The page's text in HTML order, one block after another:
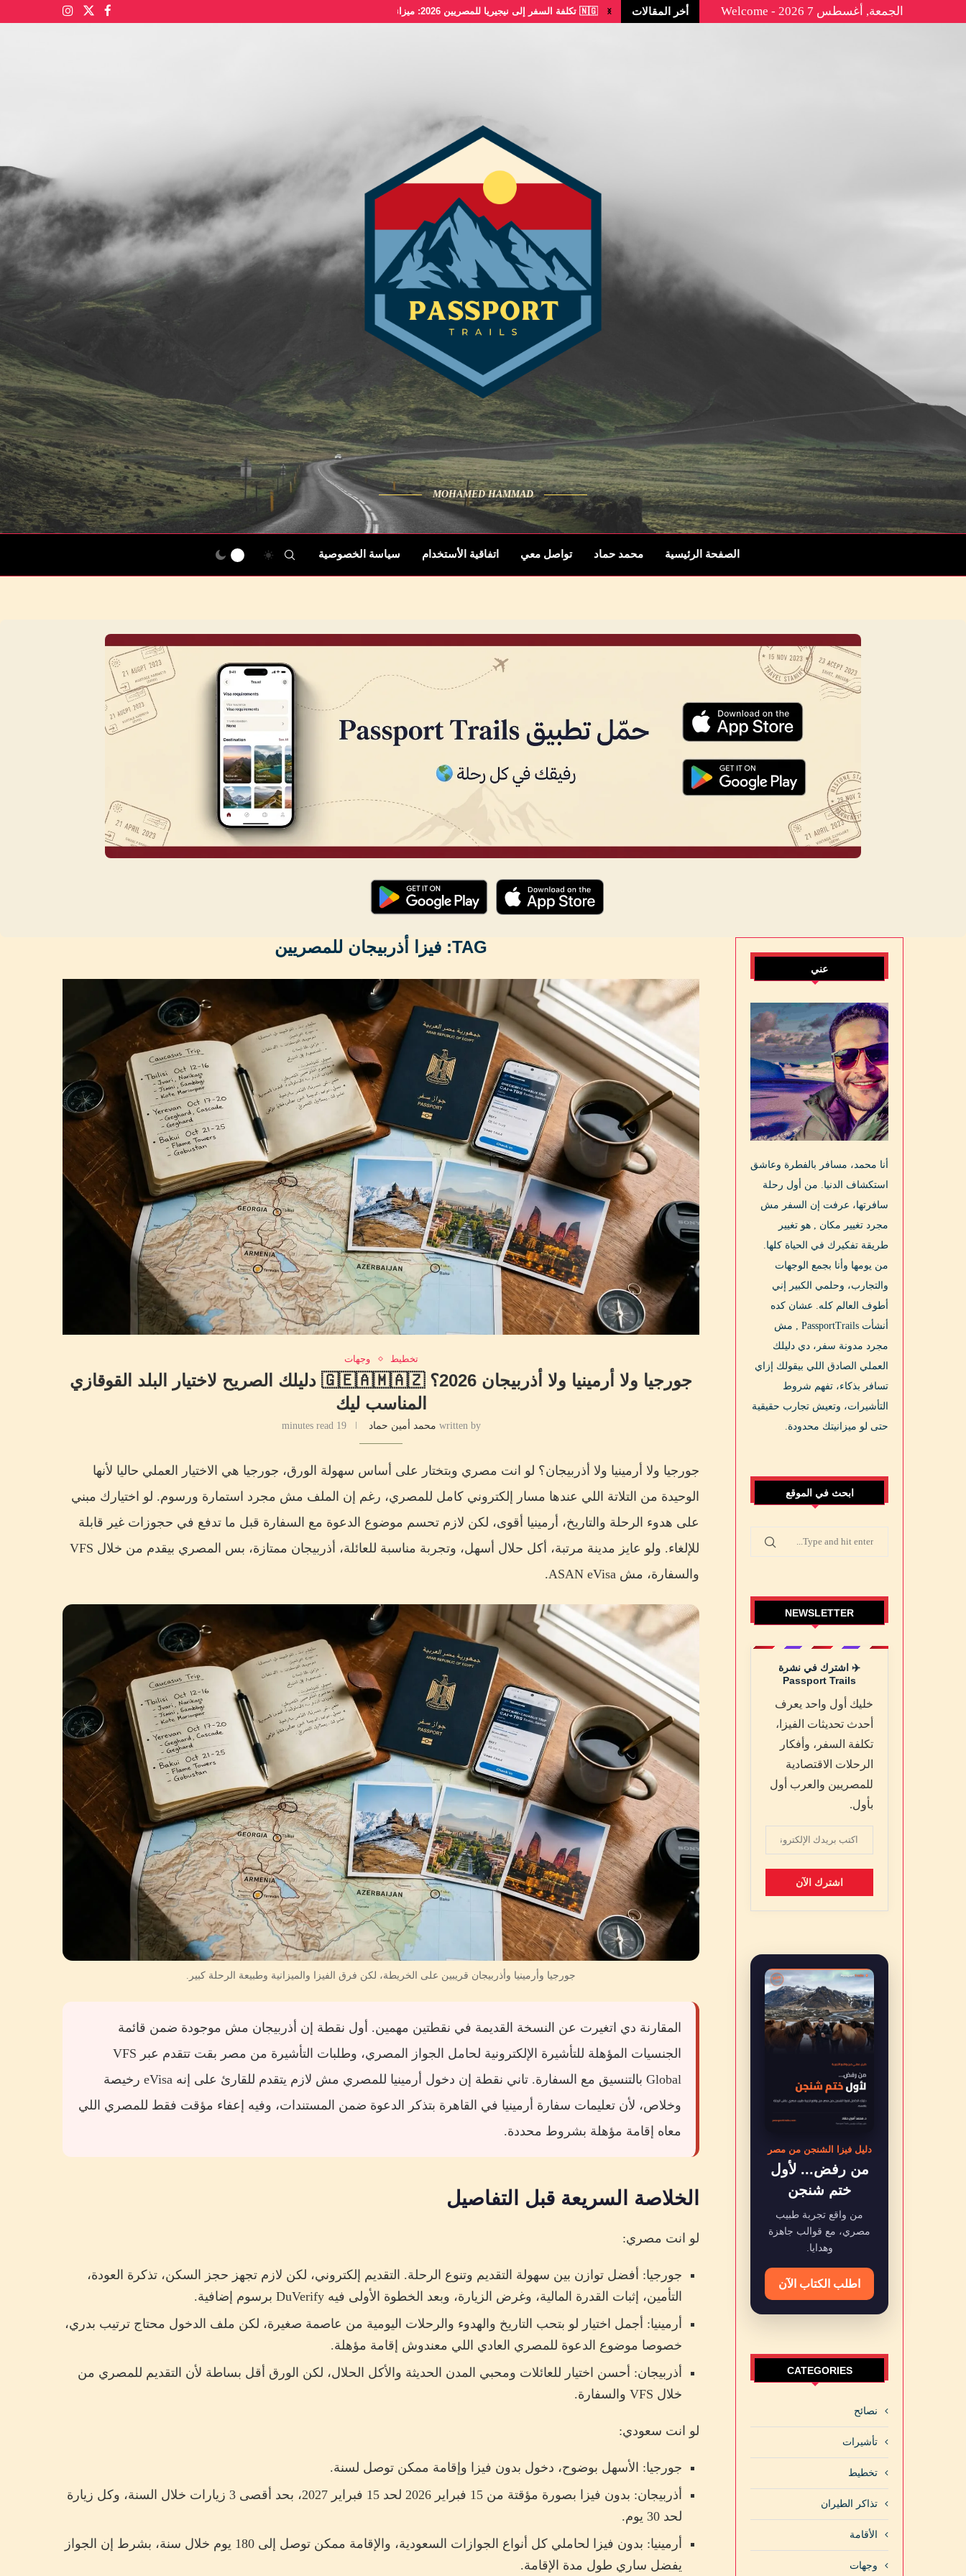
الجمعة, أغسطس 7 2026 - Welcome أخر المقالات 🇳🇬 تكلفة السفر إلى نيجيريا للمصريين 2026: ميزانية...
MOHAMED HAMMAD
الصفحة الرئيسية محمد حماد تواصل معي اتفاقية الأستخدام سياسة الخصوصية
TAG: فيزا أذربيجان للمصريين
تخطيط وجهات
جورجيا ولا أرمينيا ولا أذربيجان 2026؟ 🇬🇪🇦🇲🇦🇿 دليلك الصريح لاختيار البلد القوقازي
المناسب ليك
written by محمد أمين حماد 19 minutes read
جورجيا ولا أرمينيا ولا أذربيجان؟ لو انت مصري وبتختار على أساس سهولة الورق، جورجيا هي الاختيار العملي حاليا لأنها
الوحيدة من التلاتة اللي عندها مسار إلكتروني كامل للمصري، رغم إن الملف مش مجرد استمارة ورسوم. لو اختيارك مبني
على هدوء الرحلة والتاريخ، أرمينيا أقوى، لكن لازم تحسم موضوع الدعوة مع السفارة قبل ما تدفع في حجوزات غير قابلة
للإلغاء. ولو عايز مدينة مرتبة، أكل حلال أسهل، وتجربة مناسبة للعائلة، أذربيجان ممتازة، بس المصري بيقدم من خلال VFS
والسفارة، مش ASAN eVisa.
جورجيا وأرمينيا وأذربيجان قريبين على الخريطة، لكن فرق الفيزا والميزانية وطبيعة الرحلة كبير.
المقارنة دي اتغيرت عن النسخة القديمة في نقطتين مهمين. أول نقطة إن أذربيجان مش موجودة ضمن قائمة
الجنسيات المؤهلة للتأشيرة الإلكترونية لحامل الجواز المصري، وطلبات التأشيرة من مصر بقت تتقدم عبر VFS
Global بالتنسيق مع السفارة. تاني نقطة إن دخول أرمينيا للمصري مش لازم يتقدم للقارئ على إنه eVisa رخيصة
وخلاص، لأن تعليمات سفارة أرمينيا في القاهرة بتذكر الدعوة ضمن المستندات، وفيه إعفاء مؤقت فقط للمصري اللي
معاه إقامة مؤهلة بشروط محددة.
الخلاصة السريعة قبل التفاصيل
لو انت مصري:
جورجيا: أفضل توازن بين سهولة التقديم وتنوع الرحلة. التقديم إلكتروني، لكن لازم تجهز حجز السكن، تذكرة العودة،
التأمين، إثبات القدرة المالية، وغرض الزيارة، وبعد الخطوة الأولى فيه DuVerify برسوم إضافية.
أرمينيا: أجمل اختيار لو بتحب التاريخ والهدوء والرحلات اليومية من عاصمة صغيرة، لكن ملف الدخول محتاج ترتيب بدري،
خصوصا موضوع الدعوة للمصري العادي اللي معندوش إقامة مؤهلة.
أذربيجان: أحسن اختيار للعائلات ومحبي المدن الحديثة والأكل الحلال، لكن الورق أقل بساطة لأن التقديم للمصري من
خلال VFS والسفارة.
لو انت سعودي:
جورجيا: الأسهل بوضوح، دخول بدون فيزا وإقامة ممكن توصل لسنة.
أذربيجان: بدون فيزا بصورة مؤقتة من 15 فبراير 2026 لحد 15 فبراير 2027، بحد أقصى 3 زيارات خلال السنة، وكل زيارة
لحد 30 يوم.
أرمينيا: بدون فيزا لحاملي كل أنواع الجوازات السعودية، والإقامة ممكن توصل إلى 180 يوم خلال سنة، بشرط إن الجواز
يفضل ساري طول مدة الإقامة.
عني
أنا محمد، مسافر بالفطرة وعاشق
استكشاف الدنيا. من أول رحلة
سافرتها، عرفت إن السفر مش
مجرد تغيير مكان , هو تغيير
طريقة تفكيرك في الحياة كلها.
من يومها وأنا بجمع الوجهات
والتجارب، وحلمي الكبير إني
أطوف العالم كله. عشان كده
أنشأت PassportTrails , مش
مجرد مدونة سفر، دي دليلك
العملي الصادق اللي بيقولك إزاي
تسافر بذكاء، تفهم شروط
التأشيرات، وتعيش تجارب حقيقية
حتى لو ميزانيتك محدودة.
ابحث في الموقع
NEWSLETTER
✈️ اشترك في نشرة
Passport Trails
خليك أول واحد يعرف
أحدث تحديثات الفيزا،
تكلفة السفر، وأفكار
الرحلات الاقتصادية
للمصريين والعرب أول
بأول.
دليل فيزا الشنجن من مصر
من رفض... لأول
ختم شنجن
من واقع تجربة طبيب
مصري، مع قوالب جاهزة
وهدايا.
اطلب الكتاب الآن
CATEGORIES
نصائح
تأشيرات
تخطيط
تذاكر الطيران
الأقامة
وجهات